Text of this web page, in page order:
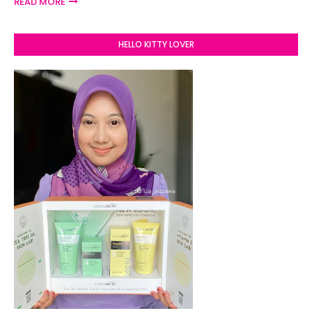
HELLO KITTY LOVER